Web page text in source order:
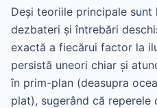
Deși teoriile principale
dezbateri și întrebări
exactă a fiecărui factor la
persistă uneori chiar și
în prim-plan (deasupra
plat), sugerând că